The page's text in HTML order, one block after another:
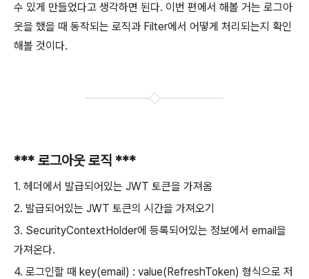
수 있게 만들었다고 생각하면 된다. 이번 편에서 해볼 거는 로그아
웃을 했을 때 동작되는 로직과 Filter에서 어떻게 처리되는지 확인
해볼 것이다.
*** 로그아웃 로직 ***
1. 헤더에서 발급되어있는 JWT 토큰을 가져옴
2. 발급되어있는 JWT 토큰의 시간을 가져오기
3. SecurityContextHolder에 등록되어있는 정보에서 email을
가져온다.
4. 로그인할 때 key(email) : value(RefreshToken) 형식으로 저